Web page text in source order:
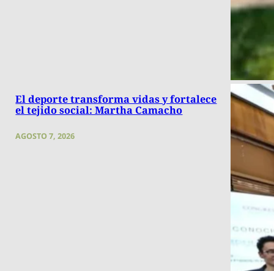
El deporte transforma vidas y fortalece
el tejido social: Martha Camacho
AGOSTO 7, 2026